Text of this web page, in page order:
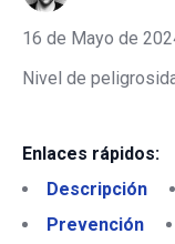
16 de Mayo de
Nivel de
Enlaces rápidos:
Descripción
Prevención